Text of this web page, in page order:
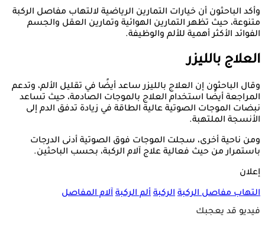
وأكد الباحثون أن خيارات التمارين الرياضية لالتهاب مفاصل الركبة
متنوعة، حيث تظهر التمارين الهوائية وتمارين العقل والجسم
الفوائد الأكثر أهمية للألم والوظيفة.
العلاج بالليزر
وقال الباحثون إن العلاج بالليزر ساعد أيضًا في تقليل الألم، وتدعم
المراجعة أيضًا استخدام العلاج بالموجات الصادمة، حيث تساعد
نبضات الموجات الصوتية عالية الطاقة في زيادة تدفق الدم إلى
الأنسجة الملتهبة.
ومن ناحية أخرى، سجلت الموجات فوق الصوتية أدنى الدرجات
باستمرار من حيث فعالية علاج آلام الركبة، بحسب الباحثين.
إعلان
التهاب مفاصل الركبة الركبة ألم الركبة آلام المفاصل
فيديو قد يعجبك